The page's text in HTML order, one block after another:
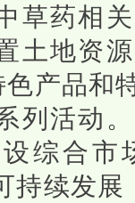
草药相
土地资
色产品和
列活动
综合市
持续发